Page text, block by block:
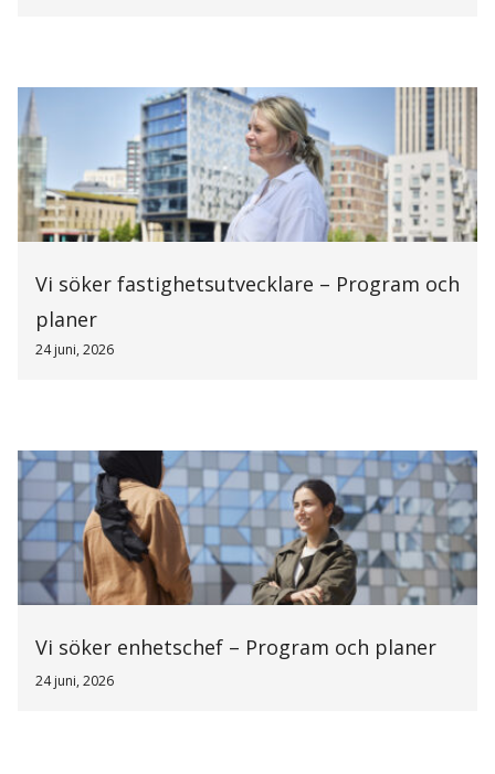
Vi söker fastighetsutvecklare – Program och
planer
24 juni, 2026
Vi söker enhetschef – Program och planer
24 juni, 2026